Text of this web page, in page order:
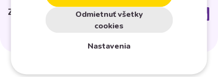
Zdielať článok
Odmietnuť všetky
cookies
Nastavenia